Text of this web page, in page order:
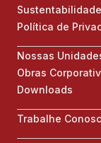
Sustentabilidade
Política de
Nossas
Obras
Downloads
Trabalhe